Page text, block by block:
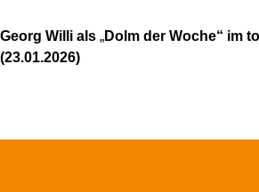
Georg Willi als „Dolm der Woche“ im
(23.01.2026)